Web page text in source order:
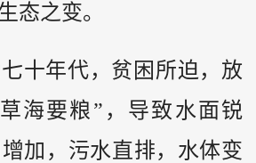
态之变。
七十年代，贫困所迫，放
海要粮”，导致水面锐
加，污水直排，水体变